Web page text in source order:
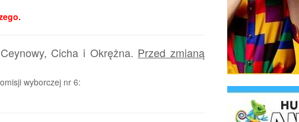
Cicha i Okrężna. Przed zmianą
wyborczej nr 6: